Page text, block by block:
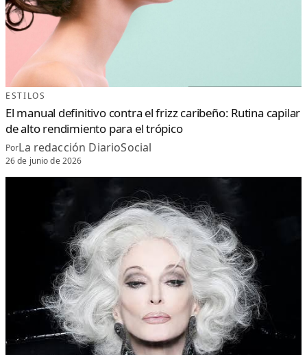
ESTILOS
El manual definitivo contra el frizz caribeño: Rutina capilar
de alto rendimiento para el trópico
PorLa redacción DiarioSocial
26 de junio de 2026